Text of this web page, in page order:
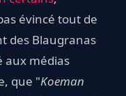
évincé tout de
des Blaugranas
aux médias
que "Koeman